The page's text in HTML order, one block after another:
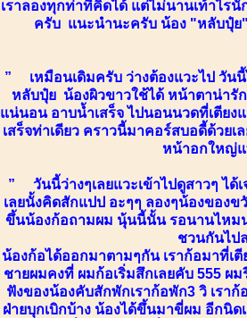
เราลองทุกท่าที่คิดได้ แต่ไม่นานเท้าไร
ครับ แนะนำนะครับ น้อง "หลับปุ๋ย
” เหมือนเดิมครับ ว่างต้องแวะไป วัน
หลับปุ๋ย น้องผิวขาวใช้ได้ หน้าตาน่า
แน่นอน อาบน้ำเสร็จ ไปนอนนวดที่เตียง
เสร็จท่าเดียว คราวนี้มาคอร์สบอดี้ด้วย
หน้าอกใหญ่แ
” วันนี้ว่างๆเลยแวะเข้าไปดูสาวๆ ไ
เลยนั้งคิดสักแปป อะๆๆ ลองๆน้องของ
ขึ้นน้องก้อถามผม นุ้นนี้นั้น รอนานไหม
ชวนกันไป
น้องก้อได้ออกมาตามๆกัน เราก้อมาที่เ
ชายผมคงที่ ผมก้อเริ่มสึกเลยคับ 555 ผ
ฟังของน้องคับสักพักเราก้อพัก3 วิ เรา
ฝ่ายบุกเบิกบ้าง น้องได้ขึ้นมาขี่ผม อีกนิ